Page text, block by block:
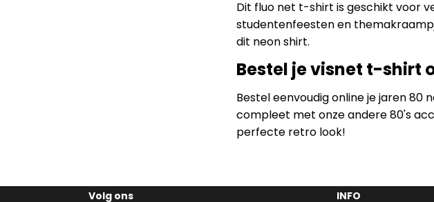
Dit fluo net t-shirt is geschikt voor
studentenfeesten en
dit neon shirt.
Bestel je visnet t-shirt
Bestel eenvoudig online je jaren 80
compleet met onze andere 80's
perfecte retro look!
Volg ons
INFO